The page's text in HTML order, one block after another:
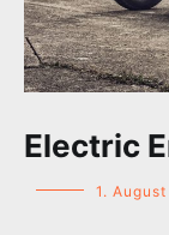
Electric
1.